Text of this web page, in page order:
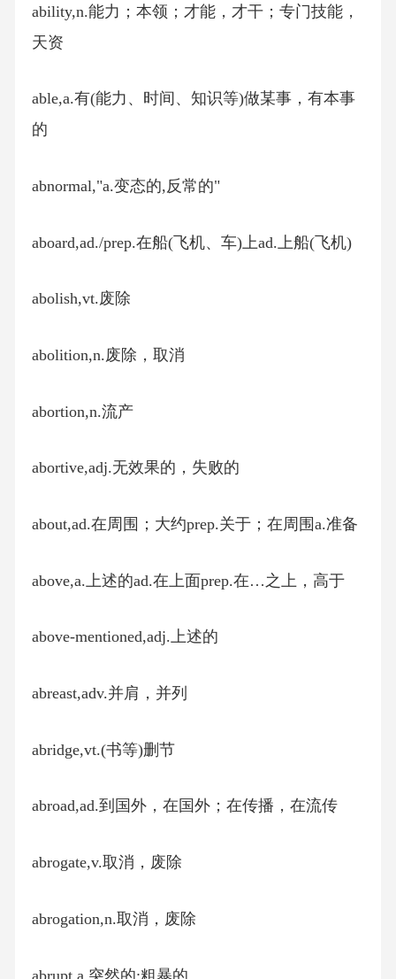
ability,n.能力；本领；才能，才干；专门技能，
天资
able,a.有(能力、时间、知识等)做某事，有本事
的
abnormal,"a.变态的,反常的"
aboard,ad./prep.在船(飞机、车)上ad.上船(飞机)
abolish,vt.废除
abolition,n.废除，取消
abortion,n.流产
abortive,adj.无效果的，失败的
about,ad.在周围；大约prep.关于；在周围a.准备
above,a.上述的ad.在上面prep.在…之上，高于
above-mentioned,adj.上述的
abreast,adv.并肩，并列
abridge,vt.(书等)删节
abroad,ad.到国外，在国外；在传播，在流传
abrogate,v.取消，废除
abrogation,n.取消，废除
abrupt,a.突然的;粗暴的